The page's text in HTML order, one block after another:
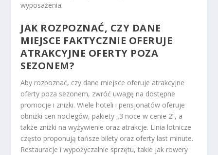
wyposażenia.
JAK ROZPOZNAĆ, CZY DANE
MIEJSCE FAKTYCZNIE OFERUJE
ATRAKCYJNE OFERTY POZA
SEZONEM?
Aby rozpoznać, czy dane miejsce oferuje atrakcyjne
oferty poza sezonem, zwróć uwagę na dostępne
promocje i zniżki. Wiele hoteli i pensjonatów oferuje
obniżki cen noclegów, pakiety „3 noce w cenie 2”, a
także zniżki na wyżywienie oraz atrakcje. Linia lotnicze
często proponują tańsze bilety oraz oferty last minute.
Restauracje i wypożyczalnie sprzętu, takie jak rowery